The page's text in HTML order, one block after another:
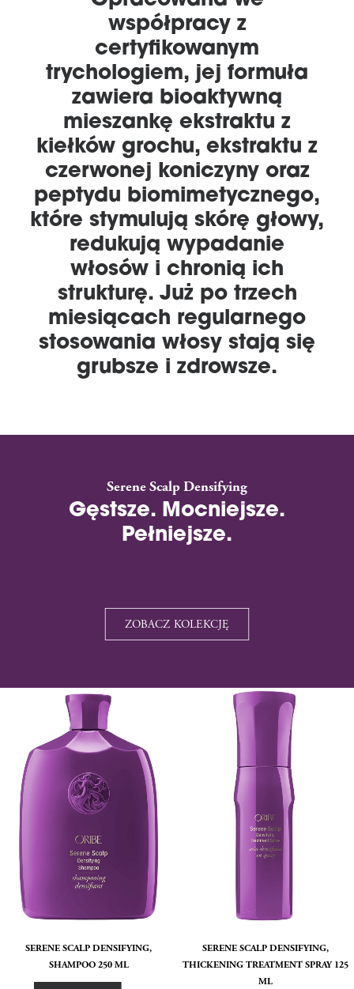
współpracy z
certyfikowanym
trychologiem, jej formuła
zawiera bioaktywną
mieszankę ekstraktu z
kiełków grochu, ekstraktu z
czerwonej koniczyny oraz
peptydu biomimetycznego,
które stymulują skórę głowy,
redukują wypadanie
włosów i chronią ich
strukturę. Już po trzech
miesiącach regularnego
stosowania włosy stają się
grubsze i zdrowsze.
Serene Scalp Densifying
Gęstsze. Mocniejsze.
Pełniejsze.
ZOBACZ KOLEKCJĘ
SERENE SCALP DENSIFYING,
SHAMPOO 250 ML
SERENE SCALP DENSIFYING,
THICKENING TREATMENT SPRAY 125
ML